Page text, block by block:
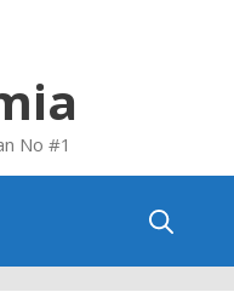
No #1